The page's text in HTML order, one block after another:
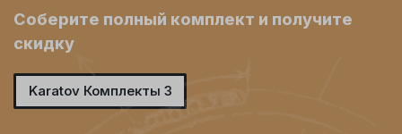
Соберите полный комплект и получите
скидку
Karatov Комплекты 3